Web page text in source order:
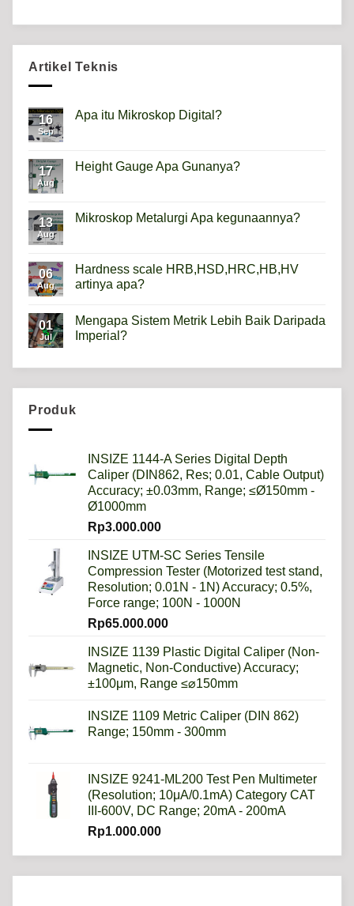
Artikel Teknis
16
Sep
Apa itu Mikroskop Digital?
Apa
itu
17
Aug
Height Gauge Apa Gunanya?
Height
Gauge
13
Aug
Mikroskop Metalurgi Apa kegunaannya?
Mikroskop
Metalurgi
Apa
06
Aug
Hardness scale HRB,HSD,HRC,HB,HV
artinya apa?
on
Hardness
scale
01
Jul
Mengapa Sistem Metrik Lebih Baik Daripada
Imperial?
Lebih
Produk
INSIZE 1144-A Series Digital Depth
Caliper (DIN862, Res; 0.01, Cable Output)
Accuracy; ±0.03mm, Range; ≤Ø150mm -
Ø1000mm
Rp3.000.000
INSIZE UTM-SC Series Tensile
Compression Tester (Motorized test stand,
Resolution; 0.01N - 1N) Accuracy; 0.5%,
Force range; 100N - 1000N
Rp65.000.000
INSIZE 1139 Plastic Digital Caliper (Non-
Magnetic, Non-Conductive) Accuracy;
±100μm, Range ≤⌀150mm
INSIZE 1109 Metric Caliper (DIN 862)
Range; 150mm - 300mm
INSIZE 9241-ML200 Test Pen Multimeter
(Resolution; 10μA/0.1mA) Category CAT
III-600V, DC Range; 20mA - 200mA
Rp1.000.000